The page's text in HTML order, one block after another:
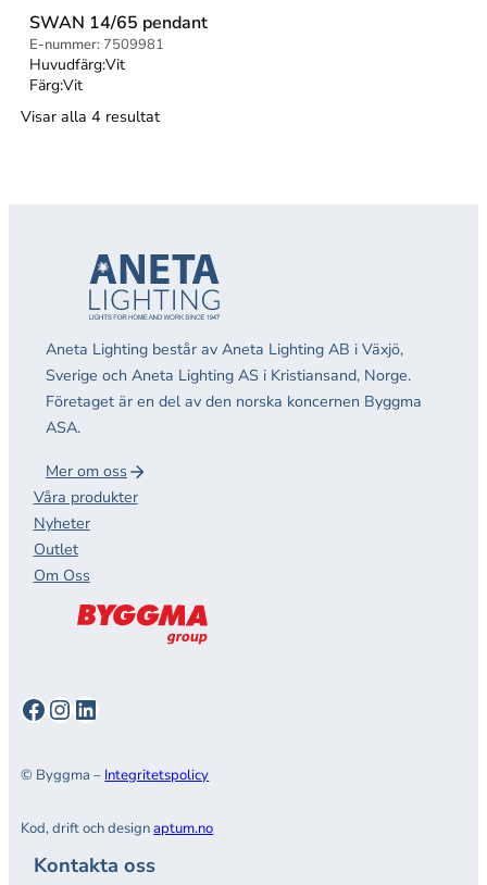
SWAN 14/65 pendant
E-nummer: 7509981
Huvudfärg:Vit
Färg:Vit
Visar alla 4 resultat
Aneta Lighting består av Aneta Lighting AB i Växjö,
Sverige och Aneta Lighting AS i Kristiansand, Norge.
Företaget är en del av den norska koncernen Byggma
ASA.
Mer om oss
Våra produkter
Nyheter
Outlet
Om Oss
Facebook
Instagram
LinkedIn
© Byggma – Integritetspolicy
Kod, drift och designaptum.no
Kontakta oss